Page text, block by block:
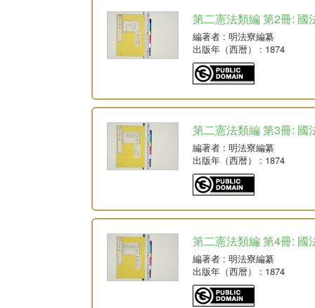
第二憲法類編 第2冊: 國
編著者 : 明法寮編纂
出版年（西暦）
: 1874
第二憲法類編 第3冊: 國
編著者 : 明法寮編纂
出版年（西暦）
: 1874
第二憲法類編 第4冊: 國
編著者 : 明法寮編纂
出版年（西暦）
: 1874